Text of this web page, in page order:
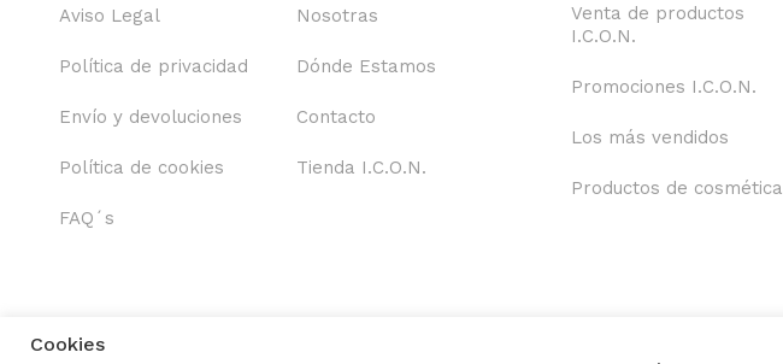
Aviso Legal
Política de privacidad
Envío y devoluciones
Política de cookies
FAQ´s
Nosotras
Dónde Estamos
Contacto
Tienda I.C.O.N.
Venta de productos
I.C.O.N.
Promociones I.C.O.N.
Los más vendidos
Productos de cosmética
Cookies